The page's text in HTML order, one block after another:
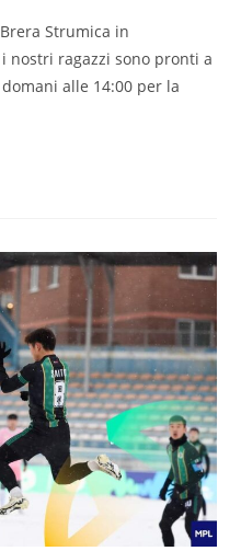
Strumica in
nostri ragazzi sono pronti a
alle 14:00 per la